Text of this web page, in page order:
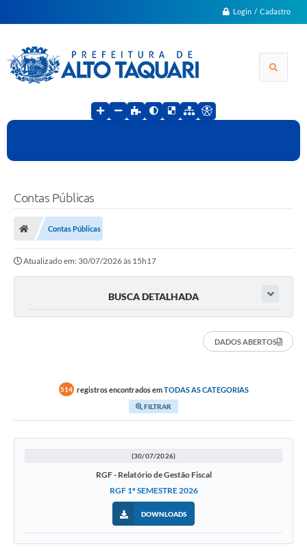
Login / Cadastro
Contas Públicas
Contas Públicas
Atualizado em: 30/07/2026 às 15h17
BUSCA DETALHADA
DADOS ABERTOS
514 registros encontrados emTODAS AS CATEGORIAS
FILTRAR
(30/07/2026)
RGF - Relatório de Gestão Fiscal
RGF 1º SEMESTRE 2026
DOWNLOADS